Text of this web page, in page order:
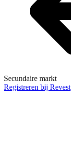
Secundaire markt
Registreren bij Revest